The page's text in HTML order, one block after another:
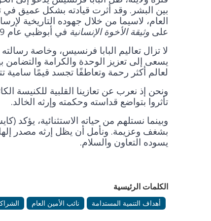
بين البشر. وقد أثرت قيادته بشكل عميق في
العام، لاسيما من خلال جهوده التاريخية
على وثيقة الأخوة الإنسانية في أبوظبي عام 2019.
لا تزال تعاليم البابا فرنسيس، وخاصة رسالته
يسعى إلى تعزيز الوحدة والكرامة
لعالم أكثر رحمة وتعاطفًا تجسد قيمًا سامية
ونحن إذ نعرب عن تعازينا القلبية للكنيسة
تأثروا بتواضع قداسته وحكمته وإرثه الخالد.
وبينما نستلهم من حياته الاستثنائية، يؤكد
بشغف وعزيمة. ونأمل أن يظل إرثه مصدر إلهام
يسوده التعاون والسلام.
الكلمات الرئيسية
أهداف التنمية المستدامة نائب الأمين العام